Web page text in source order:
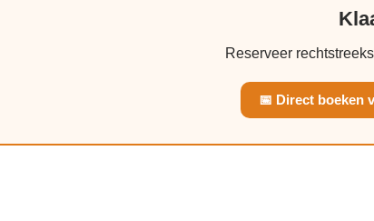
Reserveer
📅 Direct boeken